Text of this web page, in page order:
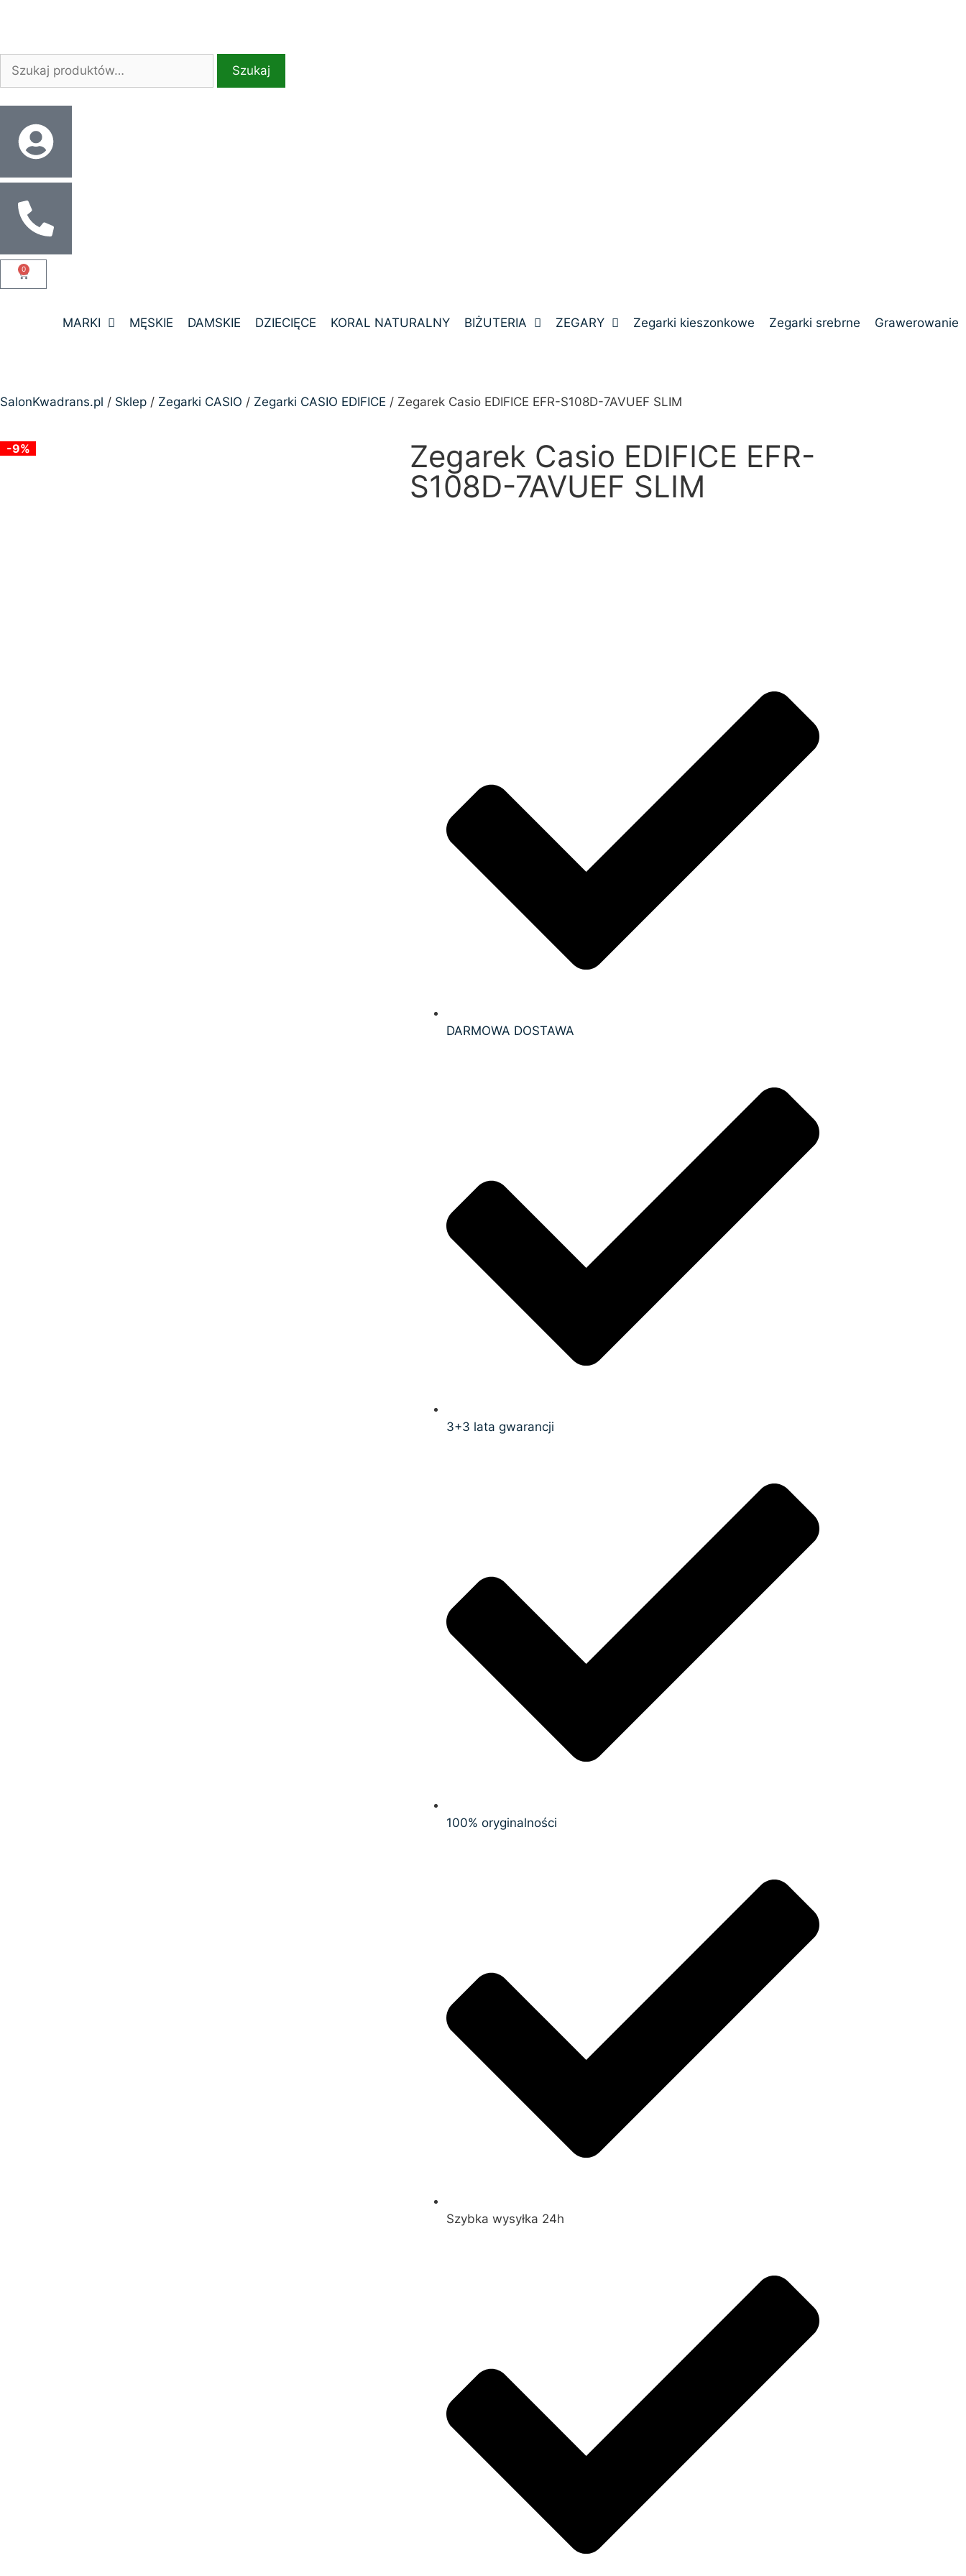
Szukaj
0
MARKI MĘSKIE DAMSKIE DZIECIĘCE KORAL NATURALNY BIŻUTERIA ZEGARY Zegarki kieszonkowe Zegarki srebrne Grawerowanie
SalonKwadrans.pl / Sklep / Zegarki CASIO / Zegarki CASIO EDIFICE / Zegarek Casio EDIFICE EFR-S108D-7AVUEF SLIM
-9%
Zegarek Casio EDIFICE EFR-
S108D-7AVUEF SLIM
DARMOWA DOSTAWA
3+3 lata gwarancji
100% oryginalności
Szybka wysyłka 24h